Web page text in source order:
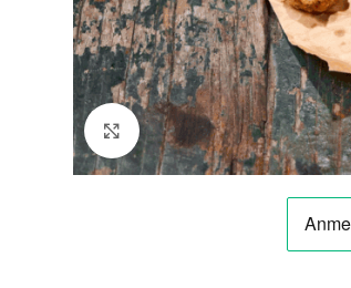
Klik for at forstørre